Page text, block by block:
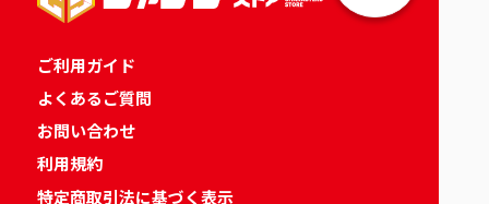
ご利用ガイド
よくあるご質問
お問い合わせ
利用規約
特定商取引法に基づく表示